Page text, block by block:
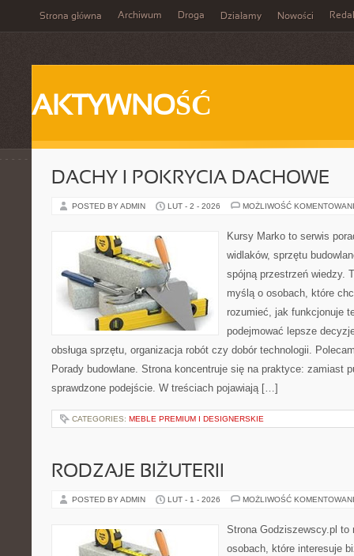
Strona główna Archiwum Droga Działamy Nowości
AKTYWNOŚĆ
DACHY I POKRYCIA DACHOWE
POSTED BY ADMIN LUT - 2 - 2026 MOŻLIWOŚĆ
Kursy Marko to serwis
widlaków, sprzętu
spójną przestrzeń wiedzy.
myślą o osobach, które
rozumieć, jak funkcjonuje
podejmować lepsze
obsługa sprzętu, organizacja robót czy dobór technologii.
Porady budowlane. Strona koncentruje się na praktyce: zamiast
sprawdzone podejście. W treściach pojawiają […]
CATEGORIES: MEBLE PREMIUM I DESIGNERSKIE
RODZAJE BIŻUTERII
POSTED BY ADMIN LUT - 1 - 2026 MOŻLIWOŚĆ
Strona Godziszewscy.pl
osobach, które interesuje